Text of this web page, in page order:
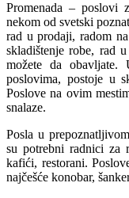
Promenada – poslovi
nekom od svetski
rad u prodaji, radom
skladištenje robe, rad
možete da
poslovima, postoje u
Poslove na ovim
snalaze.
Posla u
su potrebni radnici za
kafići, restorani.
najčešće konobar,